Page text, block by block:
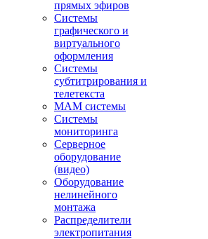
прямых эфиров
Системы
графического и
виртуального
оформления
Системы
субтитрирования и
телетекста
MAM системы
Системы
мониторинга
Серверное
оборудование
(видео)
Оборудование
нелинейного
монтажа
Распределители
электропитания